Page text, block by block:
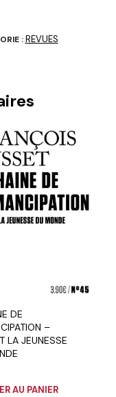
:REVUES
DE
–
LA JEUNESSE
AU PANIER